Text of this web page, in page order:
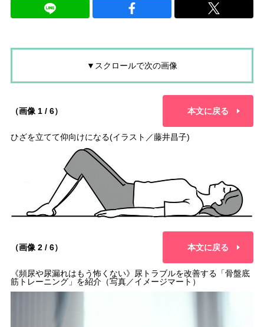
▼スクロールで次の画像
（画像 1 / 6） 本文に戻る
ひざを立てて仰向けになる(イラスト／藤井昌子)
（画像 2 / 6） 本文に戻る
《頻尿や尿漏れはもう怖くない》尿トラブルを改善する「骨盤底
筋トレーニング」を紹介（写真／イメージマート）